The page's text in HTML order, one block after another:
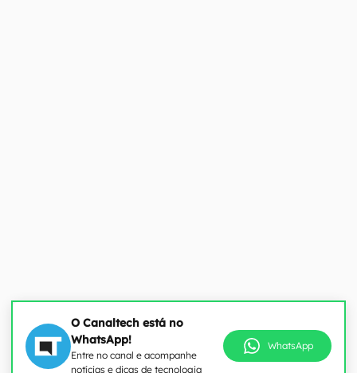
O Canaltech está no
WhatsApp!
Entre no canal e acompanhe
notícias e dicas de tecnologia
WhatsApp